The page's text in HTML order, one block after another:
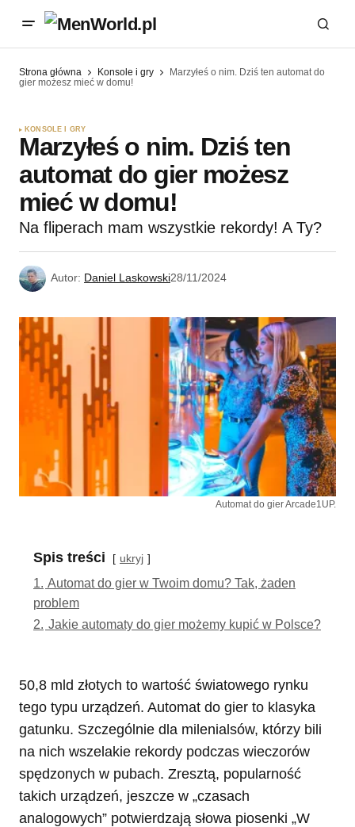
Strona główna Konsole i gry
Marzyłeś o nim. Dziś ten automat do
gier możesz mieć w domu!
KONSOLE I GRY
Marzyłeś o nim. Dziś ten
automat do gier możesz
mieć w domu!
Na fliperach mam wszystkie rekordy! A Ty?
Autor: Daniel Laskowski28/11/2024
Automat do gier Arcade1UP.
Spis treści ukryj
1. Automat do gier w Twoim domu? Tak, żaden
problem
2. Jakie automaty do gier możemy kupić w Polsce?
50,8 mld złotych to wartość światowego rynku
tego typu urządzeń. Automat do gier to klasyka
gatunku. Szczególnie dla milenialsów, którzy bili
na nich wszelakie rekordy podczas wieczorów
spędzonych w pubach. Zresztą, popularność
takich urządzeń, jeszcze w „czasach
analogowych” potwierdzają słowa piosenki „W